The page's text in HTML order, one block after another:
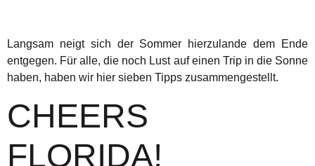
Langsam neigt sich der Sommer hierzulande dem Ende
entgegen. Für alle, die noch Lust auf einen Trip in die Sonne
haben, haben wir hier sieben Tipps zusammengestellt.
CHEERS
FLORIDA!